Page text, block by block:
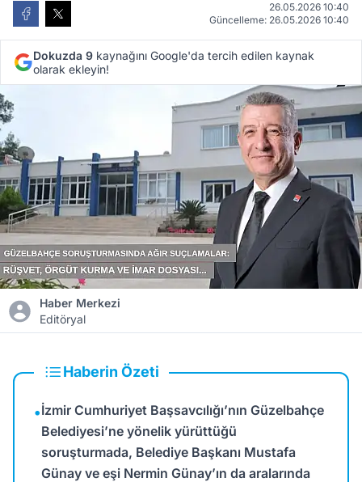
26.05.2026 10:40
Güncelleme: 26.05.2026 10:40
Dokuzda 9 kaynağını Google'da tercih edilen kaynak
olarak ekleyin!
Haber Merkezi
Editöryal
Haberin Özeti
•İzmir Cumhuriyet Başsavcılığı’nın Güzelbahçe
Belediyesi’ne yönelik yürüttüğü
soruşturmada, Belediye Başkanı Mustafa
Günay ve eşi Nermin Günay’ın da aralarında